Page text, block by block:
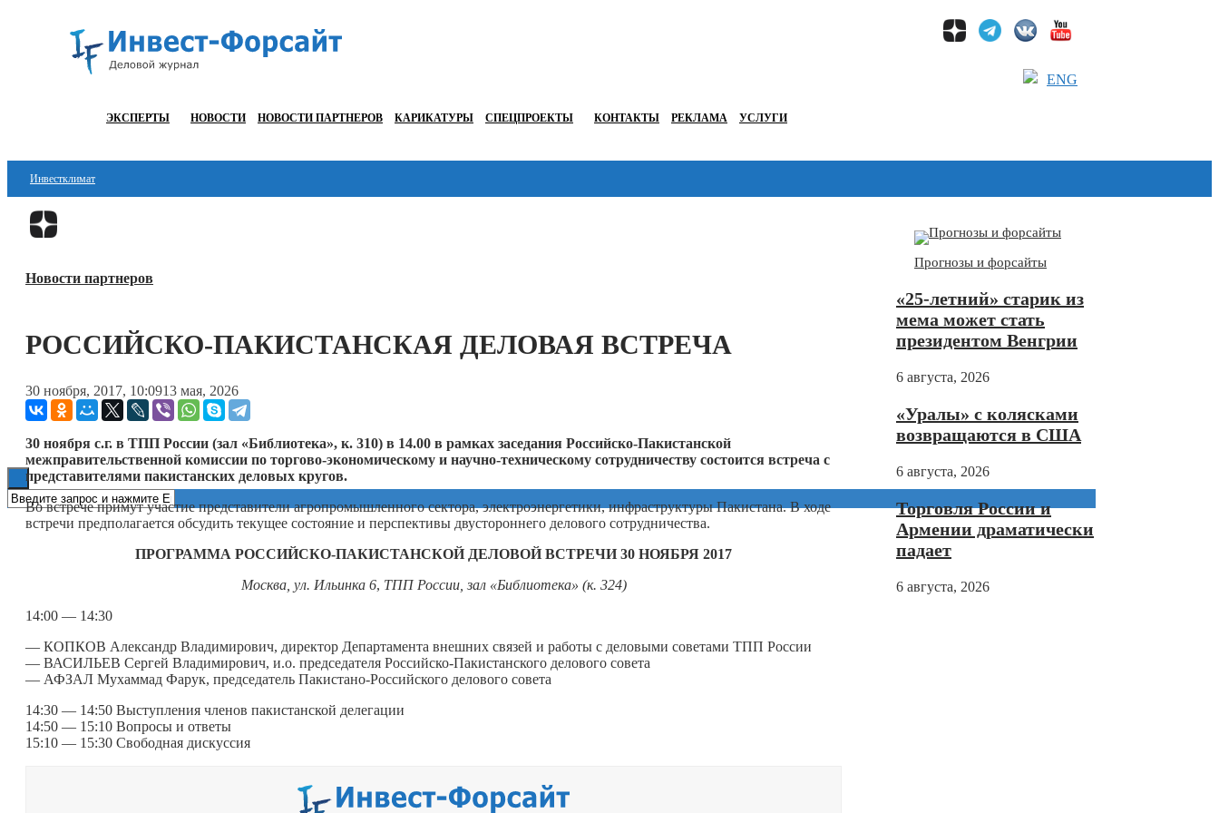
ENG
ЭКСПЕРТЫ НОВОСТИ НОВОСТИ ПАРТНЕРОВ КАРИКАТУРЫ СПЕЦПРОЕКТЫ КОНТАКТЫ РЕКЛАМА УСЛУГИ
Инвестклимат
Финансы
Блокчейн
ESG
Новости партнеров
РОССИЙСКО-ПАКИСТАНСКАЯ ДЕЛОВАЯ ВСТРЕЧА
30 ноября, 2017, 10:0913 мая, 2026
30 ноября с.г. в ТПП России (зал «Библиотека», к. 310) в 14.00 в рамках заседания Российско-Пакистанской
межправительственной комиссии по торгово-экономическому и научно-техническому сотрудничеству состоится встреча с
представителями пакистанских деловых кругов.
Во встрече примут участие представители агропромышленного сектора, электроэнергетики, инфраструктуры Пакистана. В ходе
встречи предполагается обсудить текущее состояние и перспективы двустороннего делового сотрудничества.
ПРОГРАММА РОССИЙСКО-ПАКИСТАНСКОЙ ДЕЛОВОЙ ВСТРЕЧИ 30 НОЯБРЯ 2017
Москва, ул. Ильинка 6, ТПП России, зал «Библиотека» (к. 324)
14:00 — 14:30
— КОПКОВ Александр Владимирович, директор Департамента внешних связей и работы с деловыми советами ТПП России
— ВАСИЛЬЕВ Сергей Владимирович, и.о. председателя Российско-Пакистанского делового совета
— АФЗАЛ Мухаммад Фарук, председатель Пакистано-Российского делового совета
14:30 — 14:50 Выступления членов пакистанской делегации
14:50 — 15:10 Вопросы и ответы
15:10 — 15:30 Свободная дискуссия
Прогнозы и форсайты
«25-летний» старик из
мема может стать
президентом Венгрии
6 августа, 2026
«Уралы» с колясками
возвращаются в США
6 августа, 2026
Торговля России и
Армении драматически
падает
6 августа, 2026